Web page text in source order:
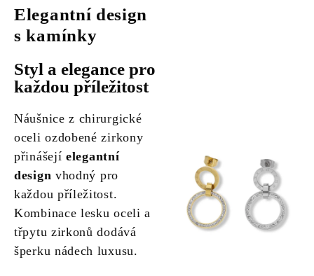
Elegantní design
s kamínky
Styl a elegance pro
každou příležitost
Náušnice z chirurgické
oceli ozdobené zirkony
přinášejí elegantní
design vhodný pro
každou příležitost.
Kombinace lesku oceli a
třpytu zirkonů dodává
šperku nádech luxusu.